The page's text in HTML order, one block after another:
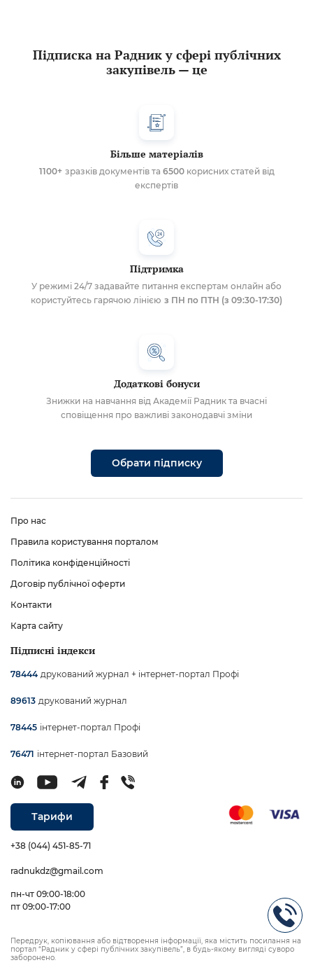
Підписка на Радник у сфері публічних
закупівель — це
Більше матеріалів
1100+ зразків документів та 6500корисних статей від
експертів
Підтримка
У режимі 24/7 задавайте питання експертам онлайн або
користуйтесь гарячою лінією з ПН по ПТН (з 09:30-17:30)
Додаткові бонуси
Знижки на навчання від Академії Радник та вчасні
сповіщення про важливі законодавчі зміни
Обрати підписку
Про нас
Правила користування порталом
Політика конфіденційності
Договір публічної оферти
Контакти
Карта сайту
Підписні індекси
78444 друкований журнал + інтернет-портал Профі
89613 друкований журнал
78445 інтернет-портал Профі
76471 інтернет-портал Базовий
Тарифи
+38 (044) 451-85-71
radnukdz@gmail.com
пн-чт 09:00-18:00
пт 09:00-17:00
Передрук, копіювання або відтворення інформації, яка містить посилання на
портал “Радник у сфері публічних закупівель”, в будь-якому вигляді суворо
заборонено.